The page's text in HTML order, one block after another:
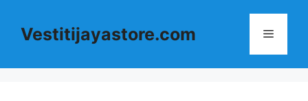
Vestitijayastore.com Menu